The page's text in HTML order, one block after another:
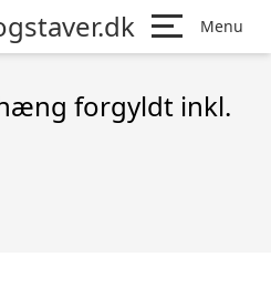
Menu
forgyldt inkl.